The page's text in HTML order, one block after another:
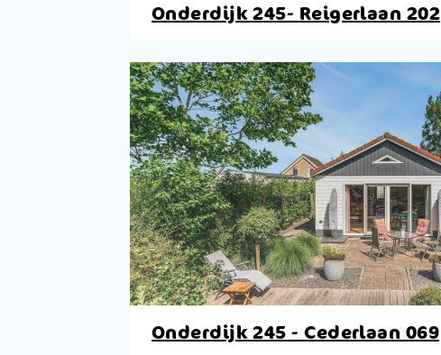
Onderdijk 245- Reigerlaan 202
Onderdijk 245 - Cederlaan 069